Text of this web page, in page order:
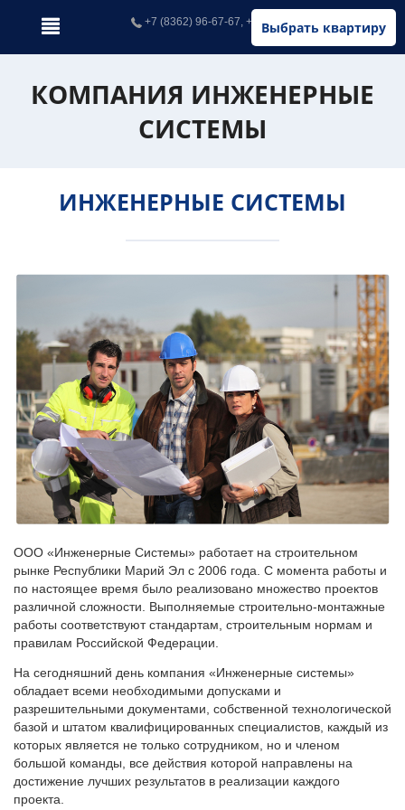
Выбрать квартиру
+7 (8362) 96-67-67, +7 (902) 326-67-67
КОМПАНИЯ ИНЖЕНЕРНЫЕ
СИСТЕМЫ
ИНЖЕНЕРНЫЕ СИСТЕМЫ
ООО «Инженерные Системы» работает на строительном
рынке Республики Марий Эл с 2006 года. С момента работы и
по настоящее время было реализовано множество проектов
различной сложности. Выполняемые строительно-монтажные
работы соответствуют стандартам, строительным нормам и
правилам Российской Федерации.
На сегодняшний день компания «Инженерные системы»
обладает всеми необходимыми допусками и
разрешительными документами, собственной технологической
базой и штатом квалифицированных специалистов, каждый из
которых является не только сотрудником, но и членом
большой команды, все действия которой направлены на
достижение лучших результатов в реализации каждого
проекта.